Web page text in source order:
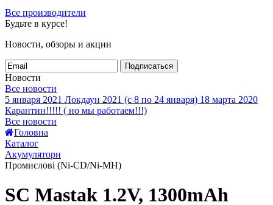
Все производители
Будьте в курсе!
Новости, обзоры и акции
Подписаться
Новости
Все новости
5 января 2021 Локдаун 2021 (с 8 по 24 января) 18 марта 2020
Карантин!!!!! ( но мы работаем!!!)
Все новости
Головна
Каталог
Акумулятори
Промислові (Ni-CD/Ni-MH)
SC Mastak 1.2V, 1300mAh